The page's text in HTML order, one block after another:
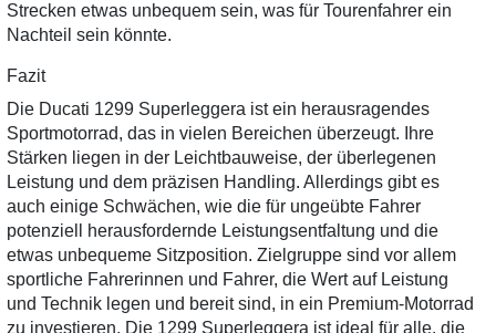
Strecken etwas unbequem sein, was für Tourenfahrer ein
Nachteil sein könnte.
Fazit
Die Ducati 1299 Superleggera ist ein herausragendes
Sportmotorrad, das in vielen Bereichen überzeugt. Ihre
Stärken liegen in der Leichtbauweise, der überlegenen
Leistung und dem präzisen Handling. Allerdings gibt es
auch einige Schwächen, wie die für ungeübte Fahrer
potenziell herausfordernde Leistungsentfaltung und die
etwas unbequeme Sitzposition. Zielgruppe sind vor allem
sportliche Fahrerinnen und Fahrer, die Wert auf Leistung
und Technik legen und bereit sind, in ein Premium-Motorrad
zu investieren. Die 1299 Superleggera ist ideal für alle, die